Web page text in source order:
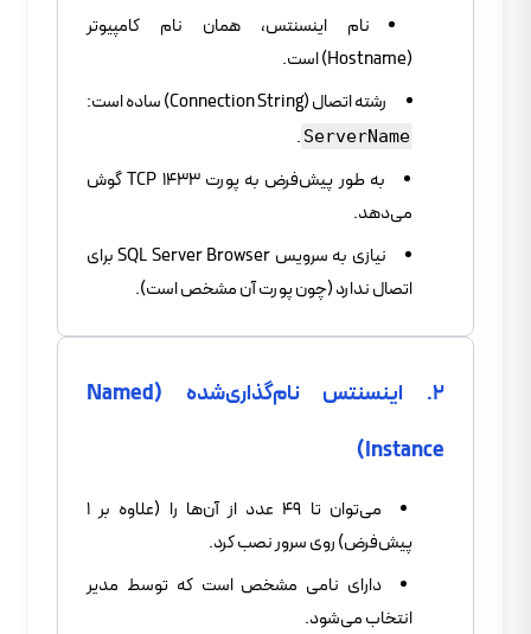
نام اینسنتس، همان نام کامپیوتر
(Hostname) است.
رشته اتصال (Connection String) ساده است:
ServerName
.
به طور پیش‌فرض به پورت TCP 1433 گوش
می‌دهد.
نیازی به سرویس SQL Server Browser برای
اتصال ندارد (چون پورت آن مشخص است).
۲. اینسنتس نام‌گذاری‌شده (Named
Instance)
می‌توان تا ۴۹ عدد از آن‌ها را (علاوه بر ۱
پیش‌فرض) روی سرور نصب کرد.
دارای نامی مشخص است که توسط مدیر
انتخاب می‌شود.